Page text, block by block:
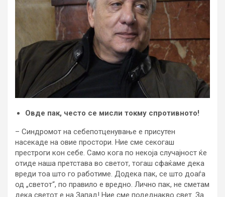
Овде пак, често се мисли токму спротивното!
– Синдромот на себепотценување е присутен
насекаде на овие простори. Ние сме секогаш
престроги кон себе. Само кога по некоја случајност ќе
отиде наша претстава во светот, тогаш сфаќаме дека
вреди тоа што го работиме. Додека пак, се што доаѓа
од „светот“, по правило е вредно. Лично пак, не сметам
дека светот е на Запад! Ние сме подеднакво свет. За